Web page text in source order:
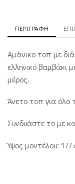
ΠΕΡΙΓΡΑΦΉ
Αμάνικο τοπ με
ελληνικό βαμβάκι
μέρος.
Άνετο τοπ για όλο
Συνδυάστε το με
Ύψος μοντέλου: